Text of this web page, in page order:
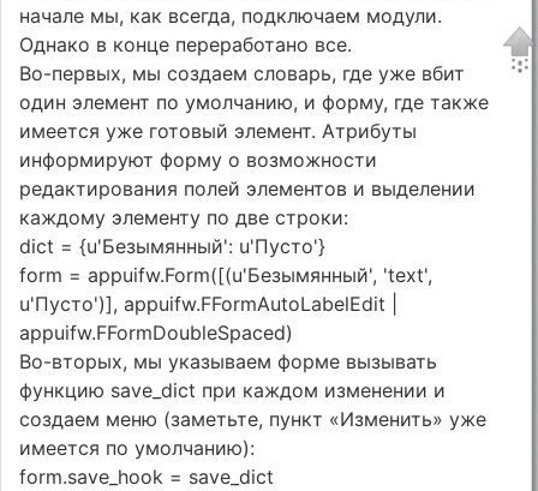
начале мы, как всегда, подключаем модули.
Однако в конце переработано все.
Во-первых, мы создаем словарь, где уже вбит
один элемент по умолчанию, и форму, где также
имеется уже готовый элемент. Атрибуты
информируют форму о возможности
редактирования полей элементов и выделении
каждому элементу по две строки:
dict = {u'Безымянный': u'Пусто'}
form = appuifw.Form([(u'Безымянный', 'text',
u'Пусто')], appuifw.FFormAutoLabelEdit |
appuifw.FFormDoubleSpaced)
Во-вторых, мы указываем форме вызывать
функцию save_dict при каждом изменении и
создаем меню (заметьте, пункт «Изменить» уже
имеется по умолчанию):
form.save_hook = save_dict